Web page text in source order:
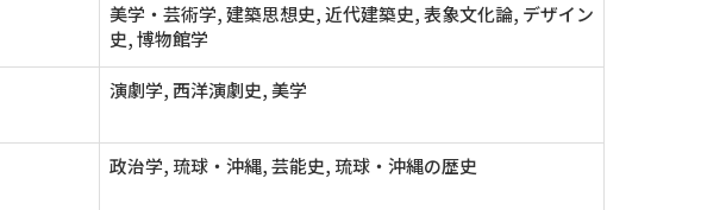
美学・芸術学, 建築思想史, 近代建築史, 表象文化論, デザイン
史, 博物館学
演劇学, 西洋演劇史, 美学
政治学, 琉球・沖縄, 芸能史, 琉球・沖縄の歴史